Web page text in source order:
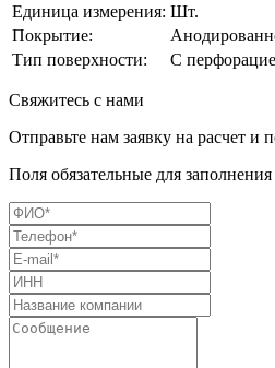
Единица измерения: Шт.
Покрытие:
Тип поверхности:
С
Свяжитесь с нами
Отправьте нам заявку на расчет и
Поля обязательные для